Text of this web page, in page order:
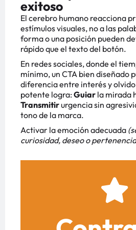
exitoso
El cerebro humano reacciona
estímulos visuales, no a las
forma o una posición pueden
rápido que el texto del botón.
En redes sociales, donde el
mínimo, un CTA bien diseñado
diferencia entre interés y
potente logra:Guiar la mirada
Transmitirurgencia sin
tono de la marca.
Activar la emoción adecuada
curiosidad, deseo o
sombra para destacar sin
estético.
azul vibrante.